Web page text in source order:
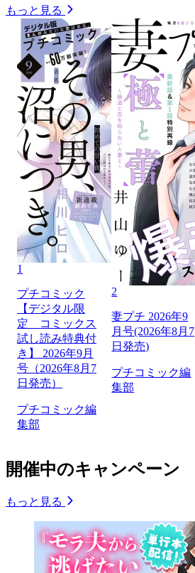
もっと見る
1
プチコミック
【デジタル限
定 コミックス
試し読み特典付
き】 2026年9月
号（2026年8月7
日発売）
プチコミック編
集部
2
妻プチ 2026年9
月号(2026年8月7
日発売)
プチコミック編
集部
開催中のキャンペーン
もっと見る